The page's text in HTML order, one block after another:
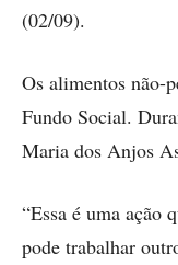
(02/09).
Os alimentos não-
Fundo Social.
Maria dos Anjos
“Essa é uma ação
pode trabalhar